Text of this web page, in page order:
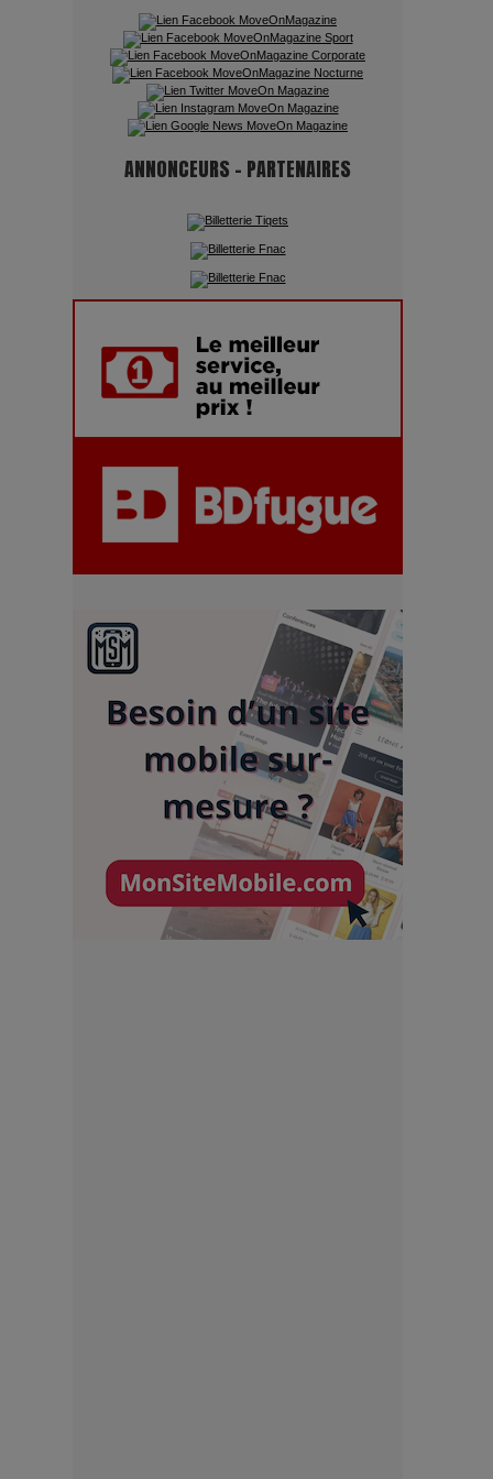
Quand l'Opéra Rencontre l'IA :
Lola Volonakis, l'Artiste du
Paradoxe qui Chante le Futur
pouvoir : une plongée dans un
futur troublant
Kazakhstan”, célèbre ses 30 ans
de carrière à la Salle Gaveau
: un désastre écologique en
chiffres
7 Techniques Secrètes des
Photographes de Stars
Adieu Jean-Pat : rire au bord
du précipice
Pharaonic Festival 2025 : 10
ans d’électro sous les
montagnes, une fête à ne pas
manquer
ANNONCEURS - PARTENAIRES